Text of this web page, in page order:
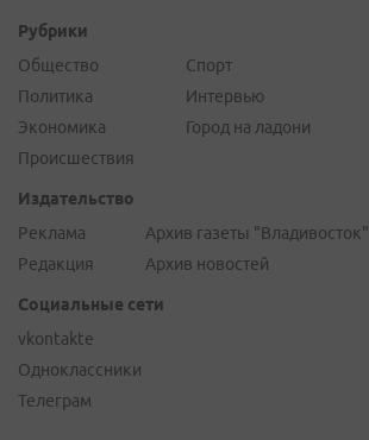
Рубрики
Общество
Политика
Экономика
Происшествия
Спорт
Интервью
Город на ладони
Издательство
Реклама
Редакция
Архив газеты "Владивосток"
Архив новостей
Социальные сети
vkontakte
Одноклассники
Телеграм